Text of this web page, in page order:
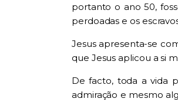
portanto o ano 50,
perdoadas e os
Jesus apresenta-se
que Jesus aplicou a si
De facto, toda a vida
admiração e mesmo